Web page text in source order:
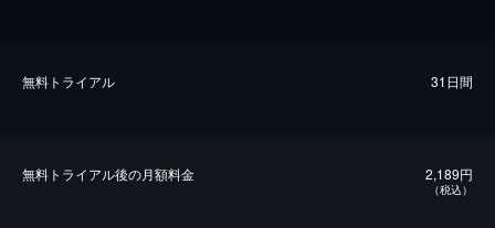
無料トライアル 31日間
無料トライアル後の⽉額料金 2,189円
（税込）